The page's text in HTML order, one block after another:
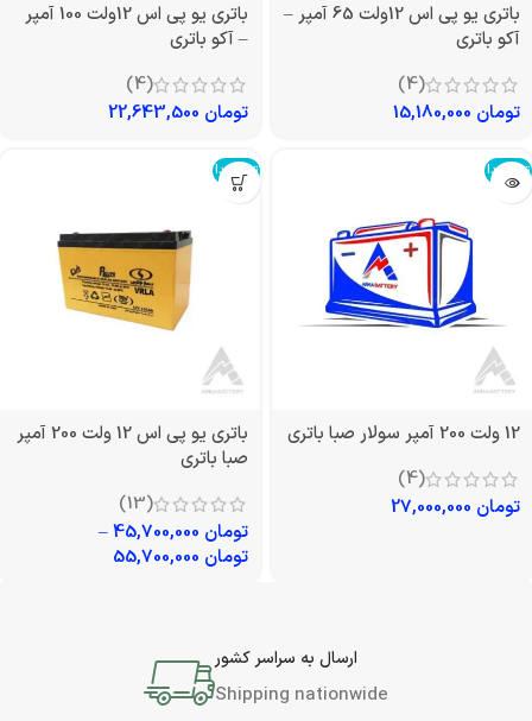
باتری یو پی اس 12ولت 65 آمپر –
آکو باتری
(4)
تومان
باتری یو پی اس 12ولت 100 آمپر
– آکو باتری
(4)
تومان
تمام شد!
12 ولت 200 آمپر سولار صبا باتری
(4)
تومان
تمام شد!
باتری یو پی اس 12 ولت 200 آمپر
صبا باتری
(13)
تومان
–
تومان
ارسال به سراسر کشور
Shipping nationwide